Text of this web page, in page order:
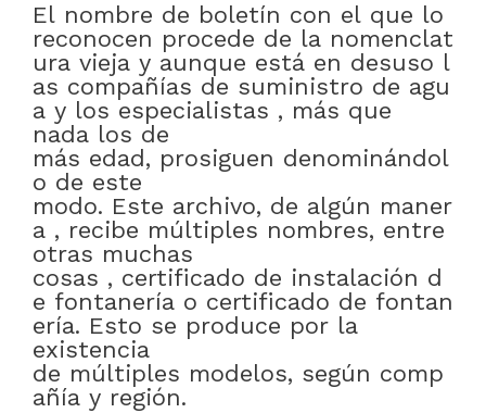
El nombre de boletín con el que lo
reconocen procede de la nomenclat
ura vieja y aunque está en desuso l
as compañías de suministro de agu
a y los especialistas , más que
nada los de
más edad, prosiguen denominándol
o de este
modo. Este archivo, de algún maner
a , recibe múltiples nombres, entre
otras muchas
cosas , certificado de instalación d
e fontanería o certificado de fontan
ería. Esto se produce por la
existencia
de múltiples modelos, según comp
añía y región.